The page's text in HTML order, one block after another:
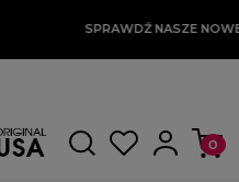
SPRAWDŹ NASZE